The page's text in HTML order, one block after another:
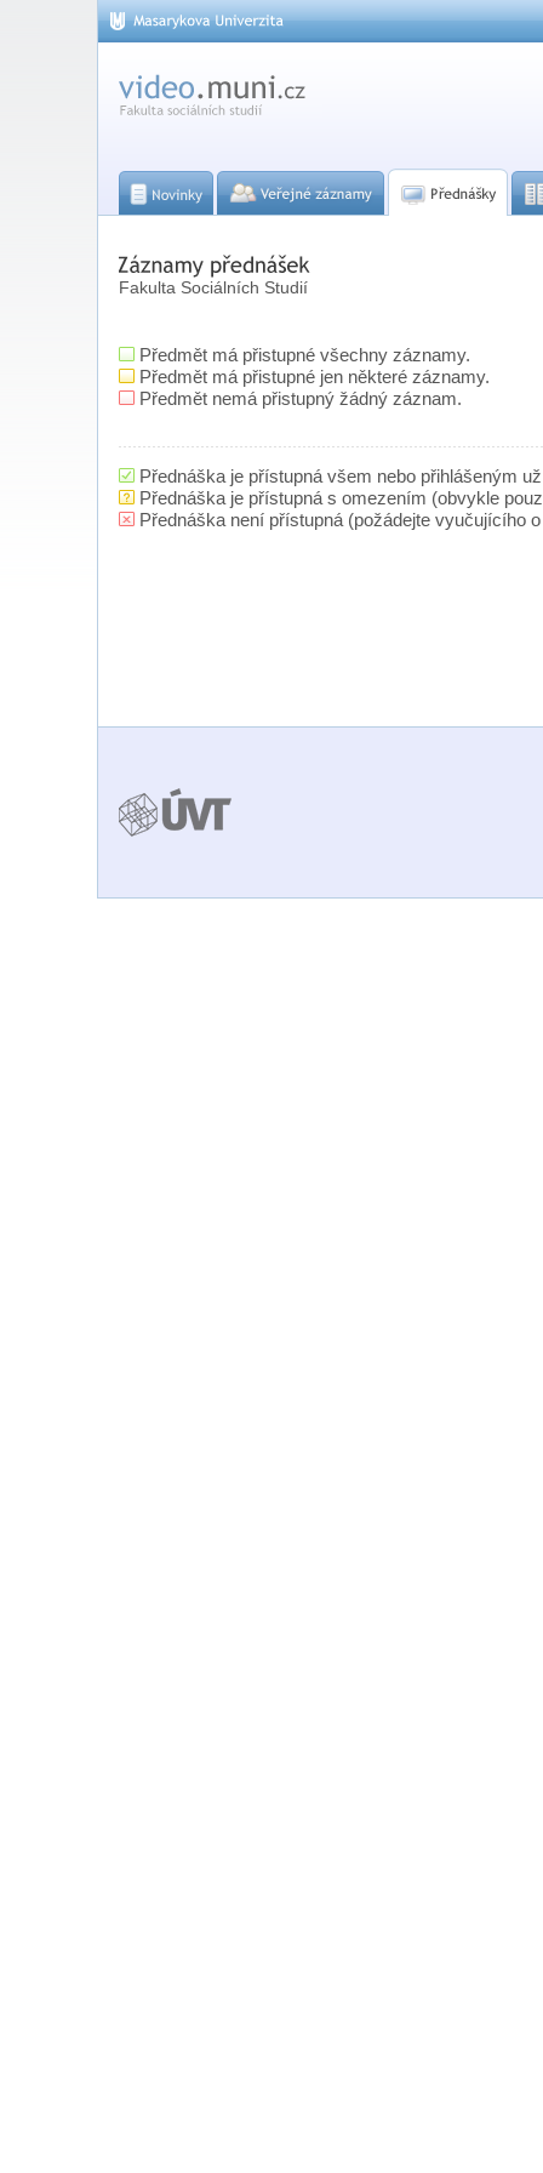
Fakulta Sociálních Studií
Předmět má přistupné všechny záznamy.
Předmět má přistupné jen některé záznamy.
Předmět nemá přistupný žádný záznam.
Přednáška je přístupná všem nebo přihlášeným
Přednáška je přístupná s omezením (obvykle
Přednáška není přístupná (požádejte vyučujícího